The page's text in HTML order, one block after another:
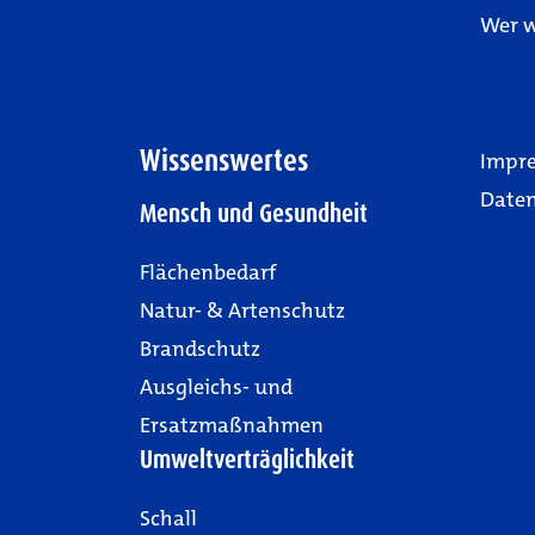
Wer
Wissenswertes
Mensch und Gesundheit
Flächenbedarf
Natur- & Artenschutz
Brandschutz
Ausgleichs- und
Ersatzmaßnahmen
Umweltverträglichkeit
Schall